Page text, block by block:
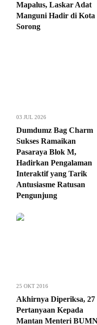
Mapalus, Laskar Adat
Manguni Hadir di Kota
Sorong
03 JUL 2026
Dumdumz Bag Charm
Sukses Ramaikan
Pasaraya Blok M,
Hadirkan Pengalaman
Interaktif yang Tarik
Antusiasme Ratusan
Pengunjung
25 OKT 2016
Akhirnya Diperiksa, 27
Pertanyaan Kepada
Mantan Menteri